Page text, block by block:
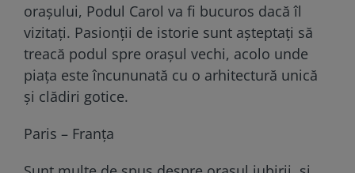
orașului, Podul Carol va fi bucuros dacă îl
vizitați. Pasionții de istorie sunt așteptați să
treacă podul spre orașul vechi, acolo unde
piața este încununată cu o arhitectură unică
și clădiri gotice.
Paris – Franța